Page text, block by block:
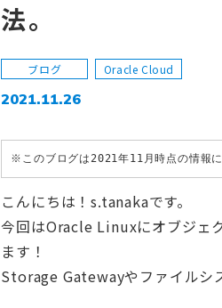
法。
ブログ Oracle Cloud
2021.11.26
※このブログは2021年11月時点の情報
こんにちは！s.tanakaです。
今回はOracle Linuxにオブジェ
ます！
Storage Gatewayやファイルシ